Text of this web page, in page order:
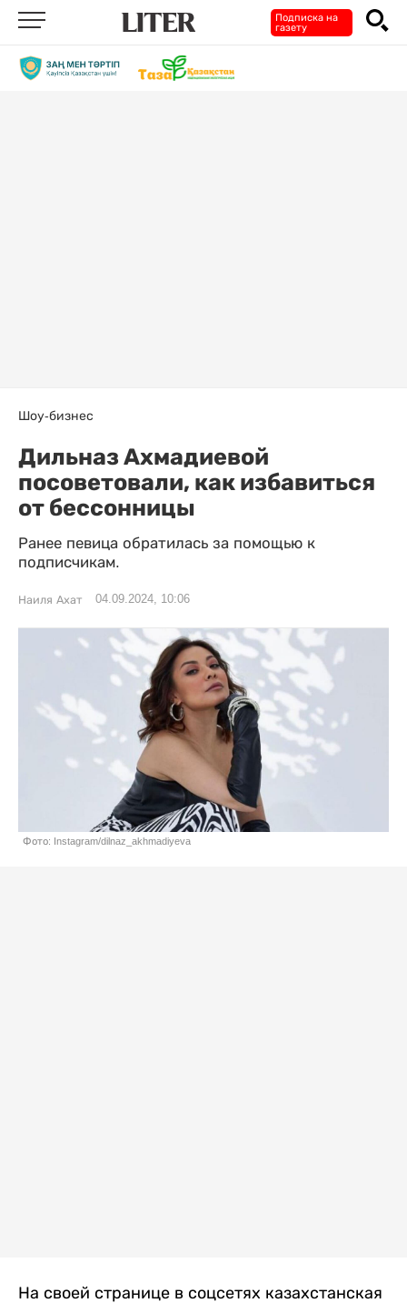
Подписка на
газету
Шоу-бизнес
Дильназ Ахмадиевой
посоветовали, как избавиться
от бессонницы
Ранее певица обратилась за помощью к
подписчикам.
Наиля Ахат 04.09.2024, 10:06
Фото: Instagram/dilnaz_akhmadiyeva
На своей странице в соцсетях казахстанская